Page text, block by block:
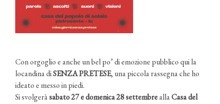
Con orgoglio e anche un bel po’ di emozione pubblico qui la
locandina diSENZA PRETESE, una piccola rassegna che ho
ideato e messo in piedi.
Si svolgeràsabato 27 e domenica 28 settembreallaCasa del